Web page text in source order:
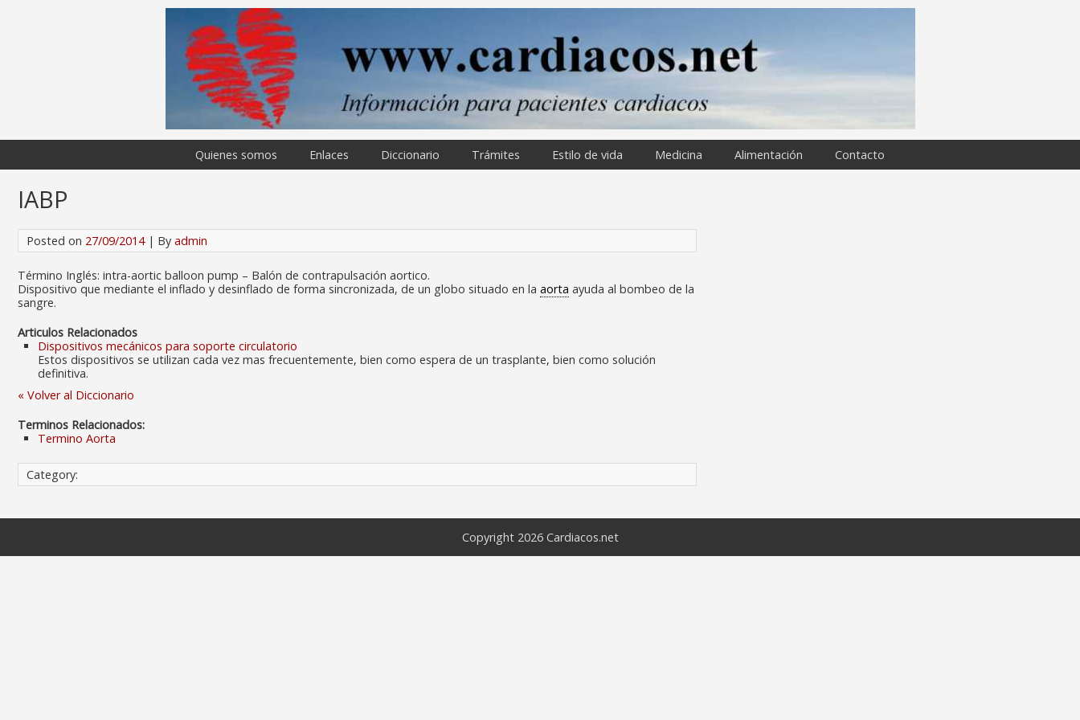
Quienes somos Enlaces Diccionario Trámites Estilo de vida Medicina Alimentación Contacto
IABP
Posted on 27/09/2014| By admin
Término Inglés: intra-aortic balloon pump – Balón de contrapulsación aortico.
Dispositivo que mediante el inflado y desinflado de forma sincronizada, de un globo situado en la aorta ayuda al bombeo de la
sangre.
Articulos Relacionados
Dispositivos mecánicos para soporte circulatorio
Estos dispositivos se utilizan cada vez mas frecuentemente, bien como espera de un trasplante, bien como solución
definitiva.
« Volver al Diccionario
Terminos Relacionados:
Termino Aorta
Category:
Copyright 2026 Cardiacos.net